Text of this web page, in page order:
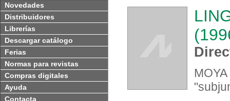
Novedades
Distribuidores
Librerías
Descargar catálogo
Ferias
Normas para revistas
Compras digitales
Ayuda
Contacta